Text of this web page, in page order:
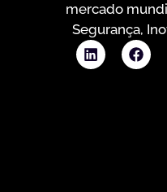
mercado
Segurança,